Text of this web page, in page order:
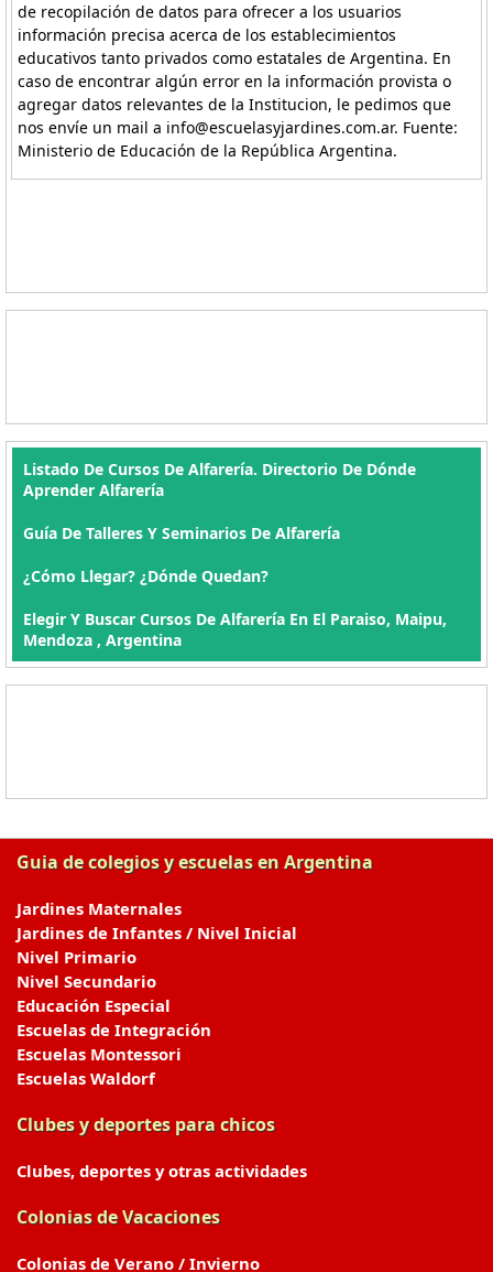
de recopilación de datos para ofrecer a los usuarios
información precisa acerca de los establecimientos
educativos tanto privados como estatales de Argentina. En
caso de encontrar algún error en la información provista o
agregar datos relevantes de la Institucion, le pedimos que
nos envíe un mail a info@escuelasyjardines.com.ar. Fuente:
Ministerio de Educación de la República Argentina.
Listado De Cursos De Alfarería. Directorio De Dónde
Aprender Alfarería
Guía De Talleres Y Seminarios De Alfarería
¿Cómo Llegar? ¿Dónde Quedan?
Elegir Y Buscar Cursos De Alfarería En El Paraiso, Maipu,
Mendoza , Argentina
Guia de colegios y escuelas en Argentina
Jardines Maternales
Jardines de Infantes / Nivel Inicial
Nivel Primario
Nivel Secundario
Educación Especial
Escuelas de Integración
Escuelas Montessori
Escuelas Waldorf
Clubes y deportes para chicos
Clubes, deportes y otras actividades
Colonias de Vacaciones
Colonias de Verano / Invierno